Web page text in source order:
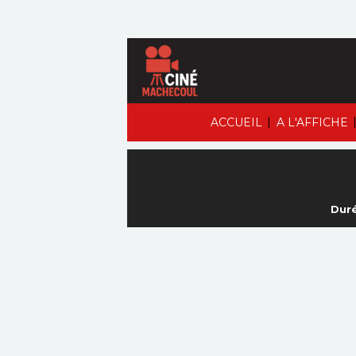
ACCUEIL | A L'AFFICHE |